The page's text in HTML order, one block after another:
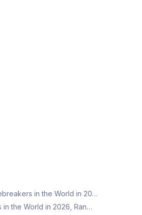
in the World in 20…
in the World in 2026, Ran…